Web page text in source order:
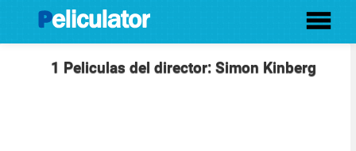
1 Peliculas del director: Simon Kinberg